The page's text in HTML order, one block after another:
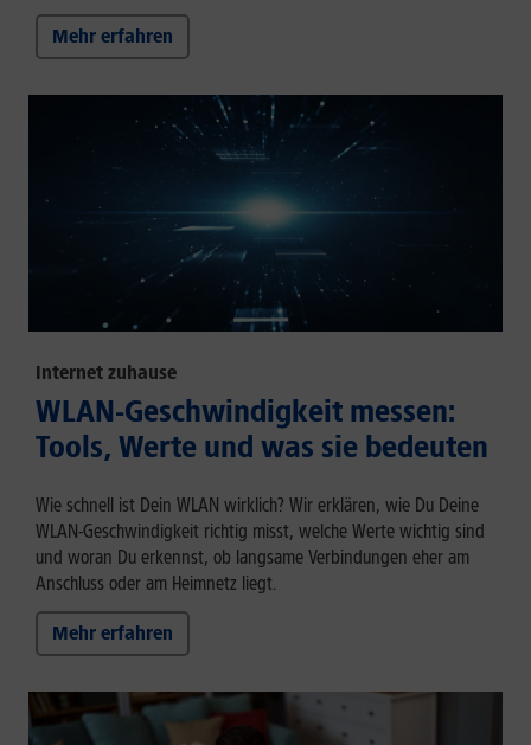
Mehr erfahren
Internet zuhause
WLAN-Geschwindigkeit messen:
Tools, Werte und was sie bedeuten
Wie schnell ist Dein WLAN wirklich? Wir erklären, wie Du Deine
WLAN-Geschwindigkeit richtig misst, welche Werte wichtig sind
und woran Du erkennst, ob langsame Verbindungen eher am
Anschluss oder am Heimnetz liegt.
Mehr erfahren